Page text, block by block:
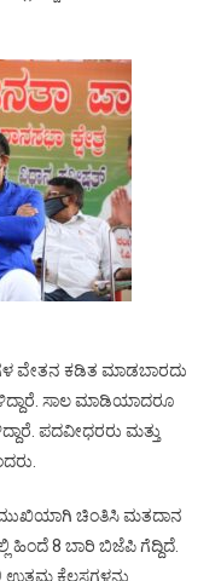
ವೇತನ ಕಡಿತ ಮಾಡಬಾರದು
ಸಾಲ ಮಾಡಿಯಾದರೂ
ಪದವೀಧರರು ಮತ್ತು
ಚಿಂತಿಸಿ ಮತದಾನ
ಹಿಂದೆ 8 ಬಾರಿ ಬಿಜೆಪಿ ಗೆದ್ದಿದೆ.
ಉತ್ತಮ ಕೆಲಸಗಳನ್ನು